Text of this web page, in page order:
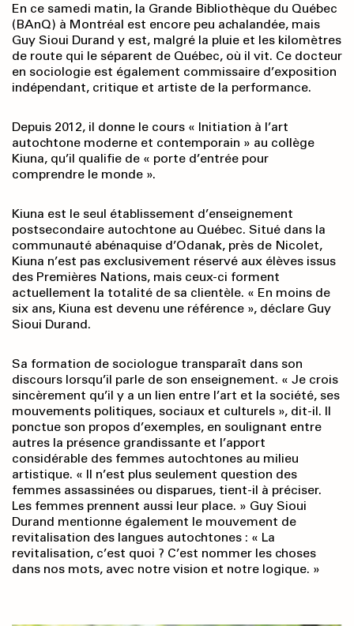
En ce samedi matin, la Grande Bibliothèque du Québec
(BAnQ) à Montréal est encore peu achalandée, mais
Guy Sioui Durand y est, malgré la pluie et les kilomètres
de route qui le séparent de Québec, où il vit. Ce docteur
en sociologie est également commissaire d’exposition
indépendant, critique et artiste de la performance.
Depuis 2012, il donne le cours « Initiation à l’art
autochtone moderne et contemporain » au collège
Kiuna, qu’il qualifie de « porte d’entrée pour
comprendre le monde ».
Kiuna est le seul établissement d’enseignement
postsecondaire autochtone au Québec. Situé dans la
communauté abénaquise d’Odanak, près de Nicolet,
Kiuna n’est pas exclusivement réservé aux élèves issus
des Premières Nations, mais ceux-ci forment
actuellement la totalité de sa clientèle. « En moins de
six ans, Kiuna est devenu une référence », déclare Guy
Sioui Durand.
Sa formation de sociologue transparaît dans son
discours lorsqu’il parle de son enseignement. « Je crois
sincèrement qu’il y a un lien entre l’art et la société, ses
mouvements politiques, sociaux et culturels », dit-il. Il
ponctue son propos d’exemples, en soulignant entre
autres la présence grandissante et l’apport
considérable des femmes autochtones au milieu
artistique. « Il n’est plus seulement question des
femmes assassinées ou disparues, tient-il à préciser.
Les femmes prennent aussi leur place. » Guy Sioui
Durand mentionne également le mouvement de
revitalisation des langues autochtones : « La
revitalisation, c’est quoi ? C’est nommer les choses
dans nos mots, avec notre vision et notre logique. »